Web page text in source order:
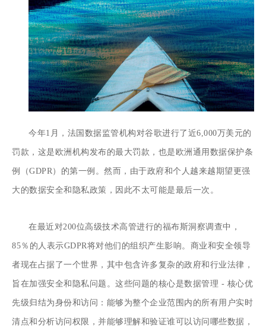
400-0011-866
今年1月，法国数据监管机构对谷歌进行了近6,000万美元的
罚款，这是欧洲机构发布的最大罚款，也是欧洲通用数据保护条
例（GDPR）的第一例。然而，由于政府和个人越来越期望更强
大的数据安全和隐私政策，因此不太可能是最后一次。
在最近对200位高级技术高管进行的福布斯洞察调查中，
85％的人表示GDPR将对他们的组织产生影响。商业和安全领导
者现在占据了一个世界，其中包含许多复杂的政府和行业法律，
旨在加强安全和隐私问题。这些问题的核心是数据管理 - 核心优
先级归结为身份和访问：能够为整个企业范围内的所有用户实时
清点和分析访问权限，并能够理解和验证谁可以访问哪些数据，